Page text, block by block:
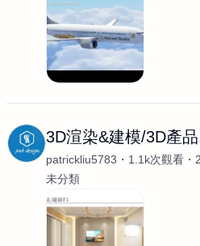
3D渲染&建模/3D產
patrickliu5783 1.1k次觀看
未分類